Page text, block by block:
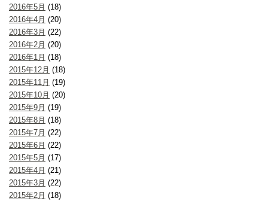
2016年5月 (18)
2016年4月 (20)
2016年3月 (22)
2016年2月 (20)
2016年1月 (18)
2015年12月 (18)
2015年11月 (19)
2015年10月 (20)
2015年9月 (19)
2015年8月 (18)
2015年7月 (22)
2015年6月 (22)
2015年5月 (17)
2015年4月 (21)
2015年3月 (22)
2015年2月 (18)